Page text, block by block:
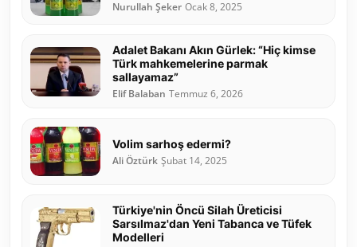
Nurullah Şeker Ocak 8, 2025
Adalet Bakanı Akın Gürlek: “Hiç kimse
Türk mahkemelerine parmak
sallayamaz”
Elif Balaban Temmuz 6, 2026
Volim sarhoş edermi?
Ali Öztürk Şubat 14, 2025
Türkiye'nin Öncü Silah Üreticisi
Sarsılmaz'dan Yeni Tabanca ve Tüfek
Modelleri